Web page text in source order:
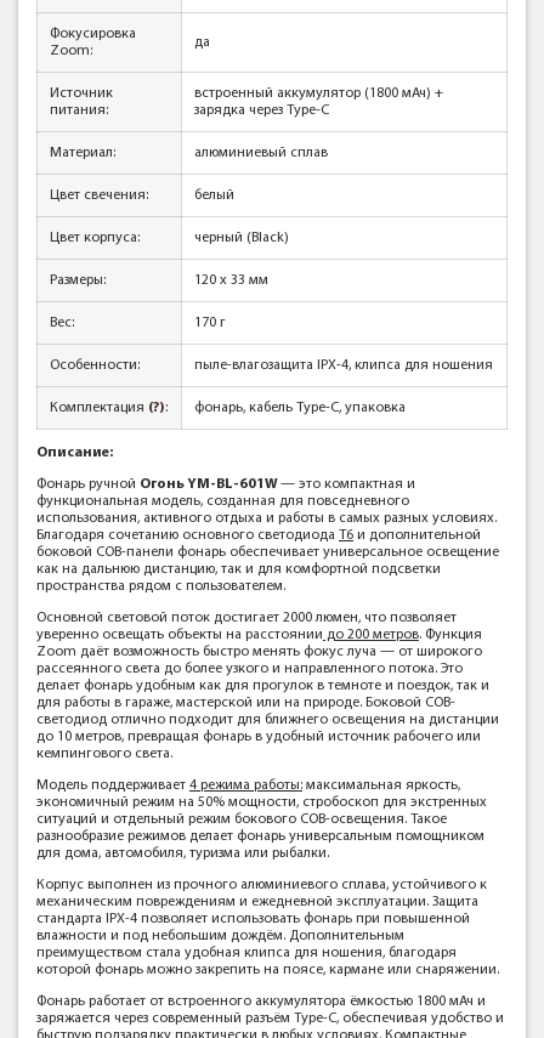
Фокусировка
Zoom:
да
Источник
питания:
встроенный аккумулятор (1800 мАч) +
зарядка через Type-C
Материал: алюминиевый сплав
Цвет свечения: белый
Цвет корпуса: черный (Black)
Размеры: 120 х 33 мм
Вес: 170 г
Особенности: пыле-влагозащита IPX-4, клипса для ношения
Комплектация (?): фонарь, кабель Type-C, упаковка
Описание:
Фонарь ручной Огонь YM-BL-601W— это компактная и
функциональная модель, созданная для повседневного
использования, активного отдыха и работы в самых разных условиях.
Благодаря сочетанию основного светодиода T6 и дополнительной
боковой COB-панели фонарь обеспечивает универсальное освещение
как на дальнюю дистанцию, так и для комфортной подсветки
пространства рядом с пользователем.
Основной световой поток достигает 2000 люмен, что позволяет
уверенно освещать объекты на расстоянии до 200 метров. Функция
Zoom даёт возможность быстро менять фокус луча — от широкого
рассеянного света до более узкого и направленного потока. Это
делает фонарь удобным как для прогулок в темноте и поездок, так и
для работы в гараже, мастерской или на природе. Боковой COB-
светодиод отлично подходит для ближнего освещения на дистанции
до 10 метров, превращая фонарь в удобный источник рабочего или
кемпингового света.
Модель поддерживает 4 режима работы: максимальная яркость,
экономичный режим на 50% мощности, стробоскоп для экстренных
ситуаций и отдельный режим бокового COB-освещения. Такое
разнообразие режимов делает фонарь универсальным помощником
для дома, автомобиля, туризма или рыбалки.
Корпус выполнен из прочного алюминиевого сплава, устойчивого к
механическим повреждениям и ежедневной эксплуатации. Защита
стандарта IPX-4 позволяет использовать фонарь при повышенной
влажности и под небольшим дождём. Дополнительным
преимуществом стала удобная клипса для ношения, благодаря
которой фонарь можно закрепить на поясе, кармане или снаряжении.
Фонарь работает от встроенного аккумулятора ёмкостью 1800 мАч и
заряжается через современный разъём Type-C, обеспечивая удобство и